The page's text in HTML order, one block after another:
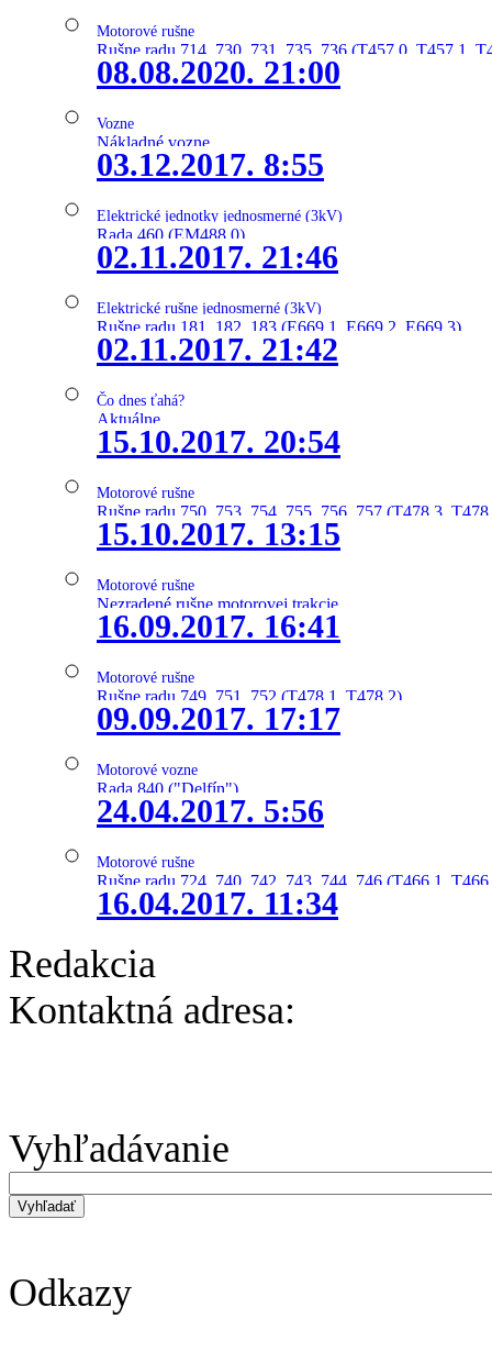
Motorové rušne
Rušne radu 714, 730, 731, 735, 736 (T457.0, T457.1,
08.08.2020. 21:00
Vozne
Nákladné vozne
03.12.2017. 8:55
Elektrické jednotky jednosmerné (3kV)
Rada 460 (EM488.0)
02.11.2017. 21:46
Elektrické rušne jednosmerné (3kV)
Rušne radu 181, 182, 183 (E669.1, E669.2, E669.3)
02.11.2017. 21:42
Čo dnes ťahá?
Aktuálne
15.10.2017. 20:54
Motorové rušne
Rušne radu 750, 753, 754, 755, 756, 757 (T478.3,
15.10.2017. 13:15
Motorové rušne
Nezradené rušne motorovej trakcie
16.09.2017. 16:41
Motorové rušne
Rušne radu 749, 751, 752 (T478.1, T478.2)
09.09.2017. 17:17
Motorové vozne
Rada 840 ("Delfín")
24.04.2017. 5:56
Motorové rušne
Rušne radu 724, 740, 742, 743, 744, 746 (T466.1,
16.04.2017. 11:34
Redakcia
Kontaktná adresa:
Vyhľadávanie
Odkazy